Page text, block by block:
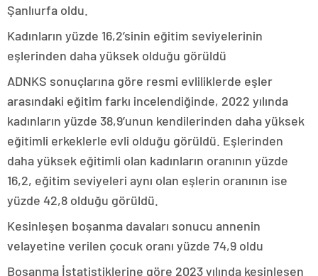
Şanlıurfa oldu.
Kadınların yüzde 16,2’sinin eğitim seviyelerinin
eşlerinden daha yüksek olduğu görüldü
ADNKS sonuçlarına göre resmi evliliklerde eşler
arasındaki eğitim farkı incelendiğinde, 2022 yılında
kadınların yüzde 38,9’unun kendilerinden daha yüksek
eğitimli erkeklerle evli olduğu görüldü. Eşlerinden
daha yüksek eğitimli olan kadınların oranının yüzde
16,2, eğitim seviyeleri aynı olan eşlerin oranının ise
yüzde 42,8 olduğu görüldü.
Kesinleşen boşanma davaları sonucu annenin
velayetine verilen çocuk oranı yüzde 74,9 oldu
Boşanma İstatistiklerine göre 2023 yılında kesinleşen